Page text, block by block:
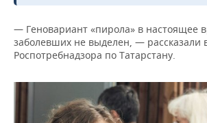
ФИГУРНОЕ КАТАНИЕ
ХОККЕЙ С МЯЧОМ
МЕДИЦИНА
ПРОИСШЕСТВИЯ
— Геновариант «пирола» в настоящее
заболевших не выделен, — рассказали
Роспотребнадзора по Татарстану.